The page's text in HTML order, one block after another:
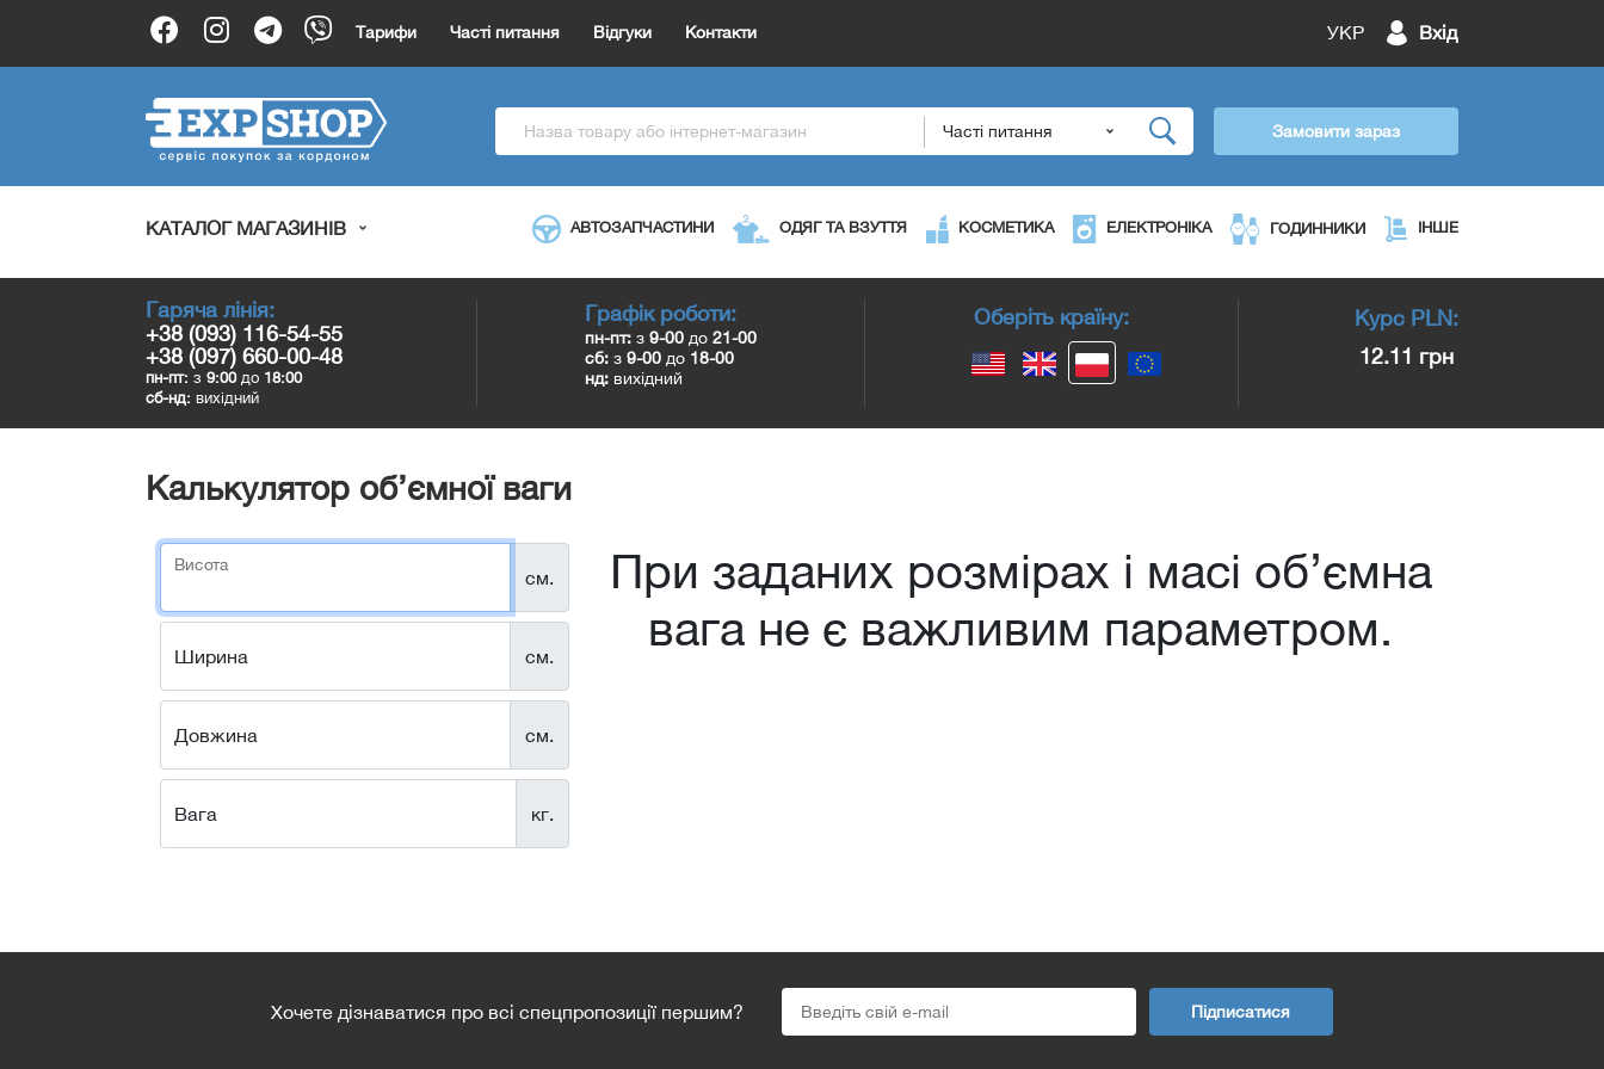
Тарифи Часті питання Відгуки Контакти УКР Вхід
Часті питання Замовити зараз
КАТАЛОГ МАГАЗИНІВ АВТОЗАПЧАСТИНИ ОДЯГ ТА ВЗУТТЯ КОСМЕТИКА ЕЛЕКТРОНІКА ГОДИННИКИ ІНШЕ
Гаряча лінія:
+38 (093) 116-54-55
+38 (097) 660-00-48
пн-пт: з 9:00 до 18:00
сб-нд: вихідний
Графік роботи:
пн-пт:з 9-00 до 21-00
сб:з 9-00 до 18-00
нд: вихідний
Оберіть країну: Курс PLN:
12.11 грн
Калькулятор об’ємної ваги
Висота
см.
Ширина см.
Довжина см.
Вага кг.
При заданих розмірах і масі об’ємна
вага не є важливим параметром.
Хочете дізнаватися про всі спецпропозиції першим? Підписатися